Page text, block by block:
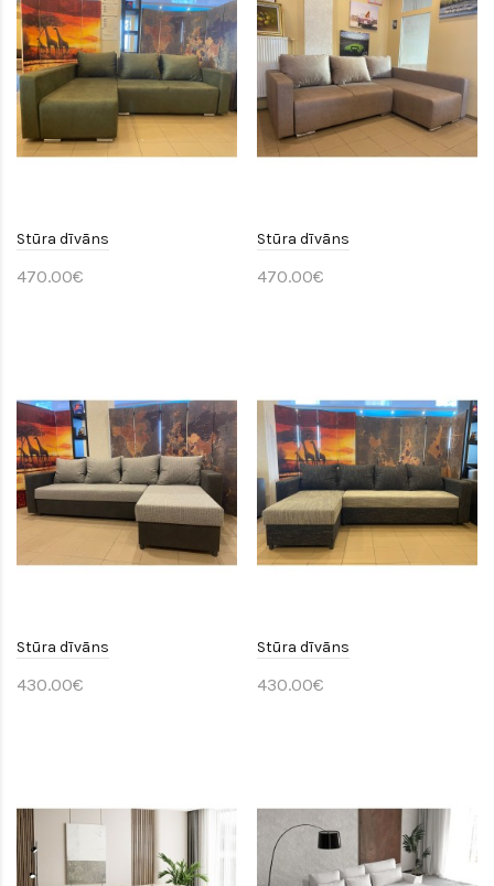
Stūra dīvāns
470.00€
Stūra dīvāns
470.00€
Stūra dīvāns
430.00€
Stūra dīvāns
430.00€